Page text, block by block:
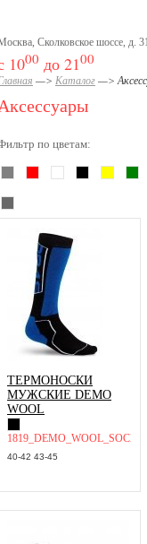
Сколковское шоссе, д.
1000 до 2100
—> Каталог —>
по цветам:
ТЕРМОНОСКИ
МУЖСКИЕ DEMO
WOOL
40-42 43-45